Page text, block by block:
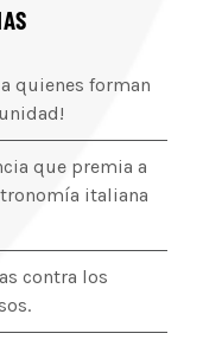
quienes forman
que premia a
italiana
contra los